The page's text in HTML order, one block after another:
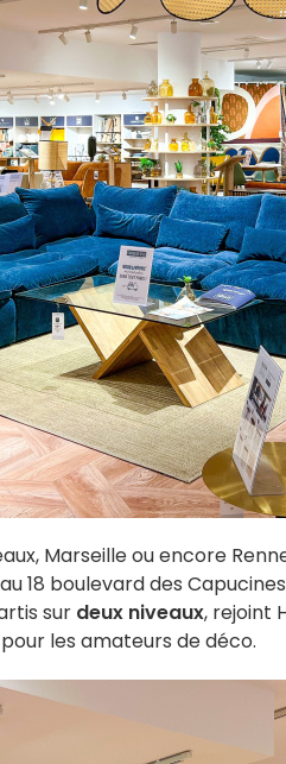
Marseille ou encore
18 boulevard des
sur deux niveaux, rejoint
les amateurs de déco.